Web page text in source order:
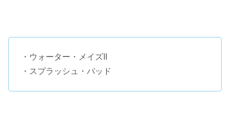
・ウォーター・メイズII
・スプラッシュ・パッド